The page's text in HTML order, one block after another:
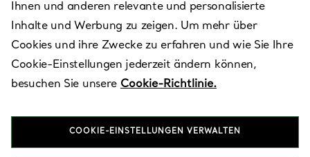
Verfügbare Leistungen
106
02 8772 0866
Ihnen und anderen relevante und personalisierte
Inhalte und Werbung zu zeigen. Um mehr über
Cookies und ihre Zwecke zu erfahren und wie Sie Ihre
Cookie-Einstellungen jederzeit ändern können,
besuchen Sie unsere Cookie-Richtlinie.
COOKIE-EINSTELLUNGEN VERWALTEN